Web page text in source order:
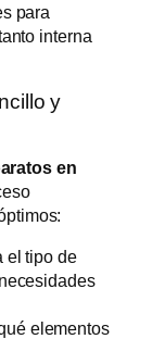
para
interna
y
en
el tipo de
elementos